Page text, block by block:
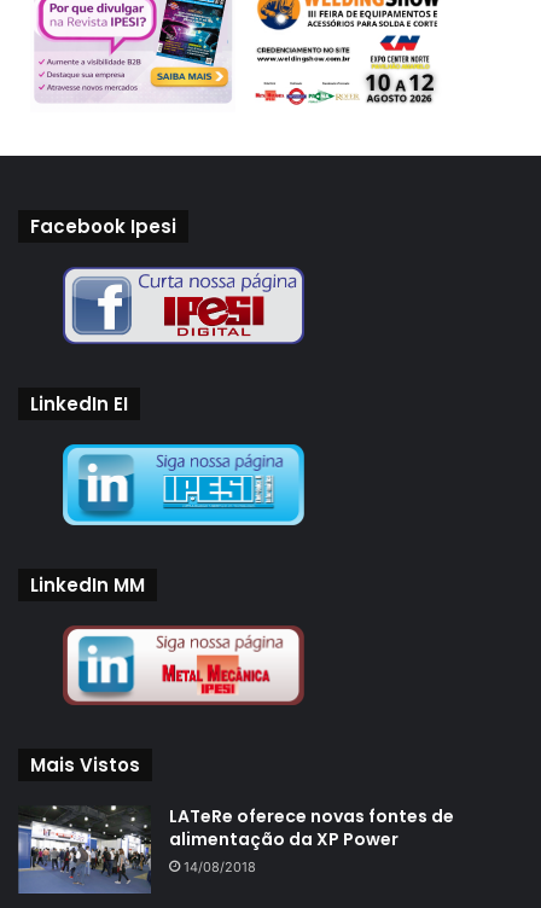
Facebook Ipesi
LinkedIn EI
LinkedIn MM
Mais Vistos
LATeRe oferece novas fontes de
alimentação da XP Power
14/08/2018